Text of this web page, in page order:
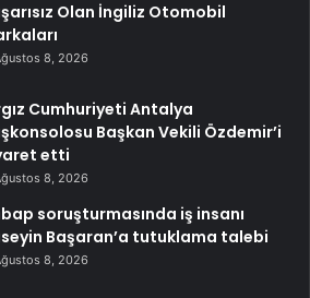
Olan İngiliz Otomobil
8, 2026
Cumhuriyeti Antalya
Başkan Vekili Özdemir’i
etti
8, 2026
soruşturmasında iş insanı
Başaran’a tutuklama talebi
8, 2026